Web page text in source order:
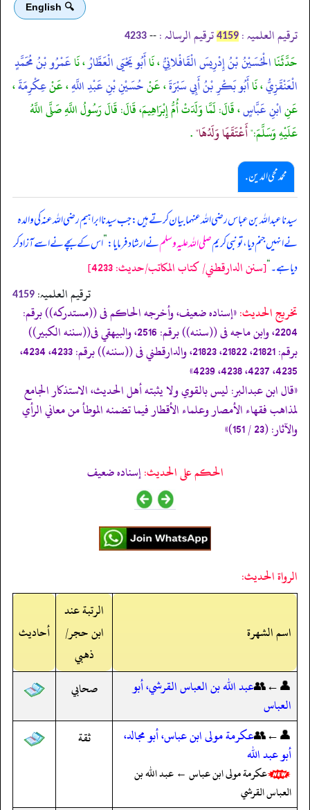
🔍 English
ترقیم العلمیہ : 4159 ترقیم الرسالہ : --
4233
حَدَّثَنَاالْحُسَيْنُ بْنُ إِدْرِيسَ الْقَافْلانِيُّ، نَاأَبُو يَحْيَى الْعَطَّارُ، نَاعَمْرُو بْنُ مُحَمَّدٍ
الْعَنْقَزِيُّ، نَاأَبُو بَكْرِ بْنُ أَبِي سَبْرَةَ، عَنْحُسَيْنِ بْنِ عَبْدِ اللَّهِ، عَنْعِكْرِمَةَ،
عَنِابْنِ عَبَّاسٍ، قَالَ: لَمَّا وَلَدَتْ أُمُّ إِبْرَاهِيمَ، قَالَ: قَالَ رَسُولُ اللَّهِ صَلَّى اللَّهُ
عَلَيْهِ وَسَلَّمَ:"أَعْتَقَهَا وَلَدُهَا".
محمد محی الدین .
سیدنا عبداللہ بن عباس رضی اللہ عنہما بیان کرتے ہیں: جب سیدنا ابراہیم رضی اللہ عنہ کی والدہ
نے انہیں جنم دیا، تو نبی کریمصلی اللہ علیہ وسلمنے ارشاد فرمایا:”اس کے بچے نے اسے آزاد کر
دیا ہے۔“[سنن الدارقطني/ كتاب المكاتب/حدیث: 4233]
ترقیم العلمیہ: 4159
تخریج الحدیث:«إسناده ضعيف، وأخرجه الحاكم فى ((مستدركه)) برقم:
2204، وابن ماجه فى ((سننه)) برقم: 2516، والبيهقي فى((سننه الكبير))
برقم: 21821، 21822، 21823، والدارقطني فى ((سننه)) برقم: 4233، 4234،
4235، 4237، 4238، 4239»
«قال ابن عبدالبر: ليس بالقوي ولا يثبته أهل الحديث، الاستذكار الجامع
لمذاهب فقهاء الأمصار وعلماء الأقطار فيما تضمنه الموطأ من معاني الرأي
والآثار: (23 / 151)»
الحكم على الحديث:إسناده ضعيف
الرواة الحديث:
اسم الشهرة
الرتبة عند
ابن حجر/
ذهبي
أحاديث
👤←👥عبد الله بن العباس القرشي، أبو
العباس
صحابي
👤←👥عكرمة مولى ابن عباس، أبو مجالد،
أبو عبد الله
عكرمة مولى ابن عباس ← عبد الله بن
العباس القرشي
ثقة